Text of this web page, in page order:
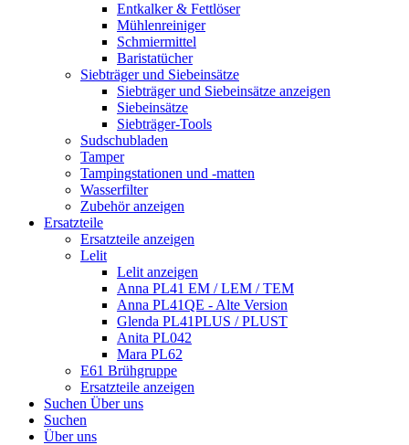
Entkalker & Fettlöser
Mühlenreiniger
Schmiermittel
Baristatücher
Siebträger und Siebeinsätze
Siebträger und Siebeinsätze anzeigen
Siebeinsätze
Siebträger-Tools
Sudschubladen
Tamper
Tampingstationen und -matten
Wasserfilter
Zubehör anzeigen
Ersatzteile
Ersatzteile anzeigen
Lelit
Lelit anzeigen
Anna PL41 EM / LEM / TEM
Anna PL41QE - Alte Version
Glenda PL41PLUS / PLUST
Anita PL042
Mara PL62
E61 Brühgruppe
Ersatzteile anzeigen
Suchen Über uns
Suchen
Über uns